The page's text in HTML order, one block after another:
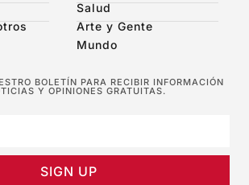
Salud
Arte y Gente
Mundo
BOLETÍN PARA RECIBIR INFORMACIÓN
Y OPINIONES GRATUITAS.
SIGN UP